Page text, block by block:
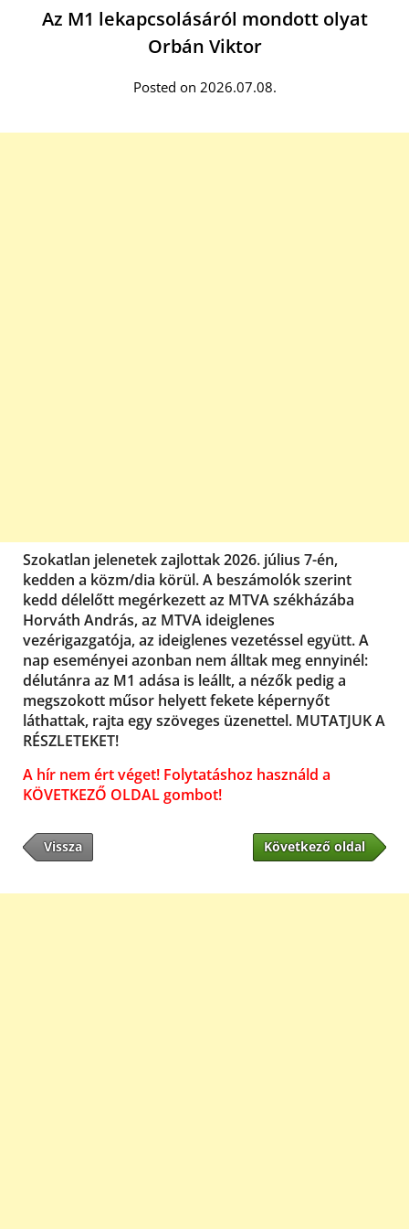
Az M1 lekapcsolásáról mondott olyat
Orbán Viktor
Posted on 2026.07.08.
Szokatlan jelenetek zajlottak 2026. július 7-én,
kedden a közm/dia körül. A beszámolók szerint
kedd délelőtt megérkezett az MTVA székházába
Horváth András, az MTVA ideiglenes
vezérigazgatója, az ideiglenes vezetéssel együtt. A
nap eseményei azonban nem álltak meg ennyinél:
délutánra az M1 adása is leállt, a nézők pedig a
megszokott műsor helyett fekete képernyőt
láthattak, rajta egy szöveges üzenettel. MUTATJUK A
RÉSZLETEKET!
A hír nem ért véget! Folytatáshoz használd a
KÖVETKEZŐ OLDAL gombot!
Vissza Következő oldal